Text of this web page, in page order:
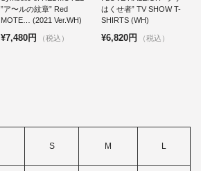
”ア〜ルの紋章” Red
MOTE… (2021 Ver.WH)
¥7,480円 （税込）
はくせ者” TV SHOW T-
SHIRTS (WH)
¥6,820円 （税込）
S M L